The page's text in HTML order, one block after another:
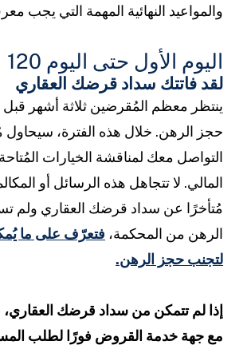
والمواعيد النهائية المهمة التي يجب
اليوم الأول حتى اليوم 120
لقد فاتتك سداد قرضك العقاري
ينتظر معظم المُقرضين ثلاثة أشهر قبل
حجز الرهن. خلال هذه الفترة، سيحاول
التواصل معك لمناقشة الخيارات
المالي. لا تتجاهل هذه الرسائل أو
مُتأخرًا عن سداد قرضك العقاري ولم
الرهن من المحكمة، فتعرّف على ما
لتجنب حجز الرهن.
إذا لم تتمكن من سداد قرضك العقاري،
مع جهة خدمة القروض فورًا لطلب